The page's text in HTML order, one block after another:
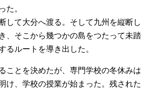
た。
して大分へ渡る。そして九州を縦断し
、そこから幾つかの島をつたって未踏
るルートを導き出した。
ことを決めたが、専門学校の冬休みは
け、学校の授業が始まった。残された